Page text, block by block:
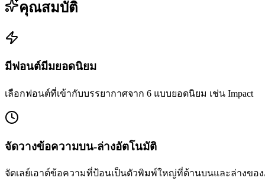
คุณสมบัติ
มีฟอนต์มีมยอดนิยม
เลือกฟอนต์ที่เข้ากับบรรยากาศจาก 6 แบบยอดนิยม เช่น Impact
จัดวางข้อความบน-ล่างอัตโนมัติ
จัดเลย์เอาต์ข้อความที่ป้อนเป็นตัวพิมพ์ใหญ่ที่ด้านบนและล่างขอ